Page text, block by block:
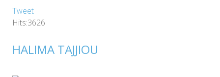
Tweet
Hits:3626
HALIMA TAJJIOU